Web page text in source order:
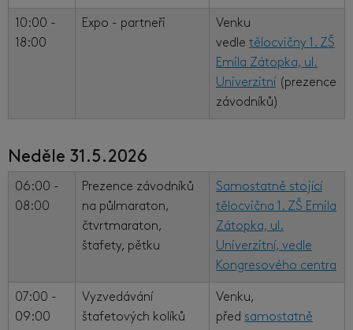
10:00 -
18:00
Expo - partneři
Venku
vedle tělocvičny 1. ZŠ
Emila Zátopka, ul.
Univerzitní (prezence
závodníků)
Neděle 31.5.2026
06:00 -
08:00
Prezence závodníků
na půlmaraton,
čtvrtmaraton,
štafety, pětku
Samostatně stojící
tělocvična 1. ZŠ Emila
Zátopka, ul.
Univerzitní, vedle
Kongresového centra
07:00 -
09:00
Vyzvedávání
štafetových kolíků
Venku,
před samostatně